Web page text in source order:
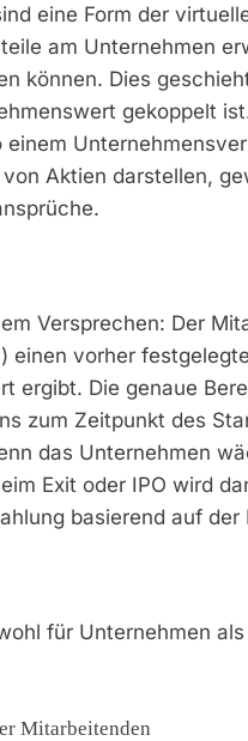
eine Form der
am Unternehmen
können. Dies
gekoppelt
einem
Aktien darstellen,
Versprechen: Der
einen vorher
ergibt. Die genaue
zum Zeitpunkt des
das Unternehmen
Exit oder IPO wird
basierend auf
für Unternehmen
Mitarbeitenden